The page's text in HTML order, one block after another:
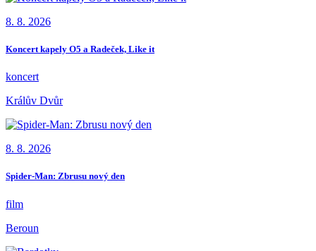
8. 8. 2026
Koncert kapely O5 a Radeček, Like it
koncert
Králův Dvůr
8. 8. 2026
Spider-Man: Zbrusu nový den
film
Beroun